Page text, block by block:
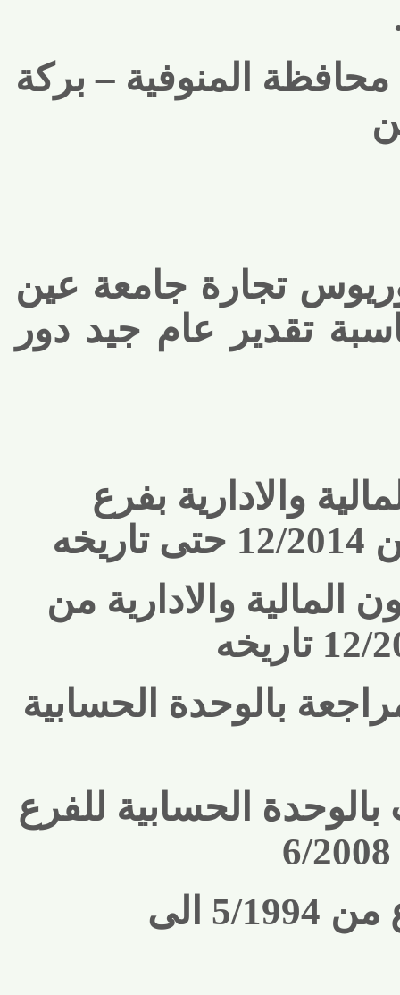
المنوفية – بركة
تجارة جامعة عين
تقدير عام جيد دور
والادارية بفرع
والادارية من
بالوحدة الحسابية
الحسابية للفرع
5- محاسب بالفرع من 5/1994 الى